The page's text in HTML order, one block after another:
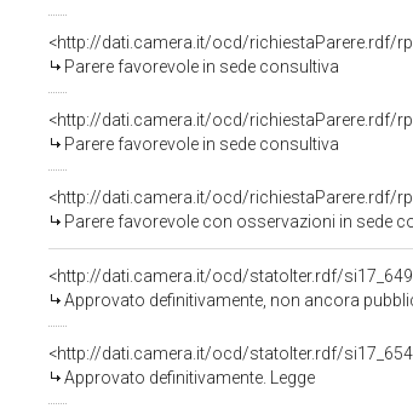
<http://dati.camera.it/ocd/richiestaParere.rdf/
Parere favorevole in sede consultiva
<http://dati.camera.it/ocd/richiestaParere.rdf/
Parere favorevole in sede consultiva
<http://dati.camera.it/ocd/richiestaParere.rdf/
Parere favorevole con osservazioni in sede
<http://dati.camera.it/ocd/statoIter.rdf/
Approvato definitivamente, non ancora
<http://dati.camera.it/ocd/statoIter.rdf/
Approvato definitivamente. Legge